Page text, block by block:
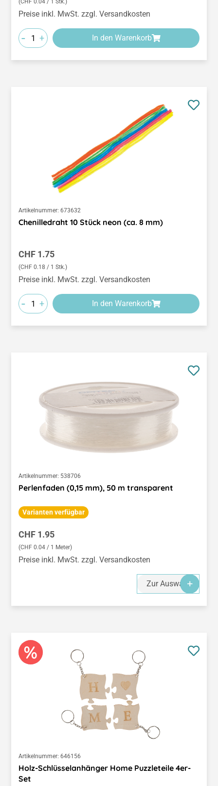
(CHF 0.04 / 1 Stk.)
Preise inkl. MwSt. zzgl. Versandkosten
- + In den Warenkorb
Artikelnummer: 673632
Chenilledraht 10 Stück neon (ca. 8 mm)
Regulärer Preis:
CHF 1.75
(CHF 0.18 / 1 Stk.)
Preise inkl. MwSt. zzgl. Versandkosten
- + In den Warenkorb
Artikelnummer: 538706
Perlenfaden (0,15 mm), 50 m transparent
Varianten verfügbar
Regulärer Preis:
CHF 1.95
(CHF 0.04 / 1 Meter)
Preise inkl. MwSt. zzgl. Versandkosten
Zur Auswahl
Artikelnummer: 646156
Holz-Schlüsselanhänger Home Puzzleteile 4er-
Set